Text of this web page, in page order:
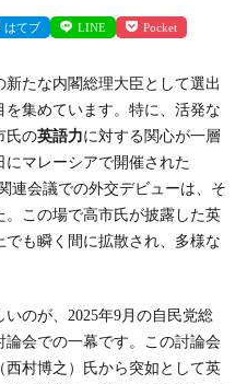
はてブ LINE Pocket
新たな内閣総理大臣として選出
集めています。特に、活発な
氏の英語力に対する関心が一層
にマレーシアで開催された
連会議での外交デビューは、そ
この場で高市氏が披露した英
も瞬く間に拡散され、多様な
のが、2025年9月の自民党総
会での一幕です。この討論会
村博之）氏から突如として英